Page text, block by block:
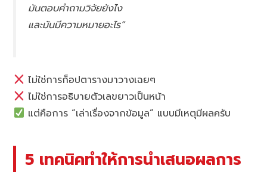
มันตอบคำถามวิจัยยังไง
และมันมีความหมายอะไร”
ไม่ใช่การก็อปตารางมาวางเฉยๆ
ไม่ใช่การอธิบายตัวเลขยาวเป็นหน้า
แต่คือการ “เล่าเรื่องจากข้อมูล” แบบมีเหตุมีผลครับ
5 เทคนิคทำให้การนำเสนอผลการ